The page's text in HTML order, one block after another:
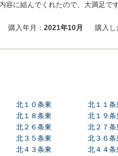
容に組んでくれたので、大満足で
購入年月： 2021年10月 購入し
北１０条東 北１１条
北１８条東 北１９条
北２６条東 北２７条
北３５条東 北３６条
北４３条東 北４４条